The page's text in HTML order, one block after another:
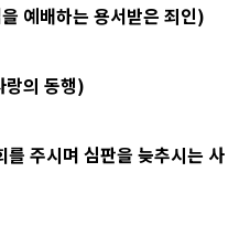
예배하는 용서받은 죄인)
의 동행)
주시며 심판을 늦추시는 사